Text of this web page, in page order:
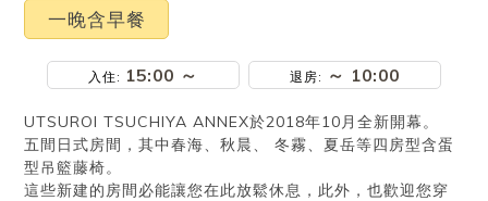
一晚含早餐
入住: 15:00 ～ 退房: ～ 10:00
UTSUROI TSUCHIYA ANNEX於2018年10月全新開幕。
五間日式房間，其中春海、秋晨、 冬霧、夏岳等四房型含蛋
型吊籃藤椅。
這些新建的房間必能讓您在此放鬆休息，此外，也歡迎您穿